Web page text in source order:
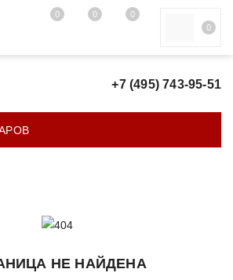
0 0
0
0
+7 (495) 743-95-51
НЕ НАЙДЕНА